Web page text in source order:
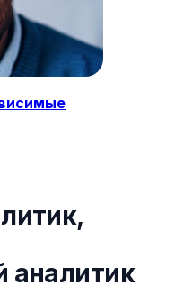
аналитик